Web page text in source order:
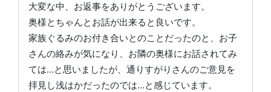
大変な中、お返事をありがとうございます。
奥様とちゃんとお話が出来ると良いです。
家族ぐるみのお付き合いとのことだったのと、お子
さんの絡みが気になり、お隣の奥様にお話されてみ
ては…と思いましたが、通りすがりさんのご意見を
拝見し浅はかだったのでは…と感じています。